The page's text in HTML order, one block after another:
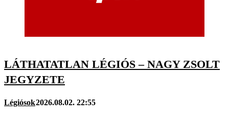
LÁTHATATLAN LÉGIÓS – NAGY ZSOLT
JEGYZETE
Légiósok2026.08.02. 22:55